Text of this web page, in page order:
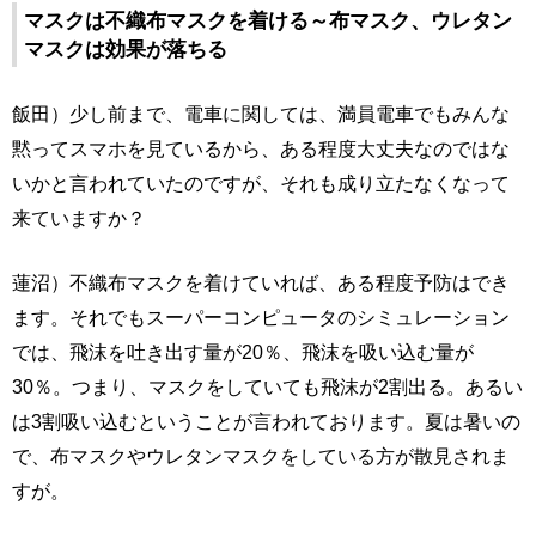
マスクは不織布マスクを着ける～布マスク、ウレタン
マスクは効果が落ちる
飯田）少し前まで、電車に関しては、満員電車でもみんな
黙ってスマホを見ているから、ある程度大丈夫なのではな
いかと言われていたのですが、それも成り立たなくなって
来ていますか？
蓮沼）不織布マスクを着けていれば、ある程度予防はでき
ます。それでもスーパーコンピュータのシミュレーション
では、飛沫を吐き出す量が20％、飛沫を吸い込む量が
30％。つまり、マスクをしていても飛沫が2割出る。あるい
は3割吸い込むということが言われております。夏は暑いの
で、布マスクやウレタンマスクをしている方が散見されま
すが。